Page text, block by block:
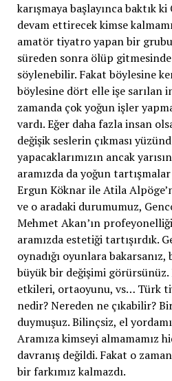
karışmaya başlayınca baktık
devam ettirecek kimse
amatör tiyatro yapan bir
süreden sonra ölüp
söylenebilir. Fakat böylesine
böylesine dört elle işe sarılan
zamanda çok yoğun işler
vardı. Eğer daha fazla insan
değişik seslerin çıkması
yapacaklarımızın ancak
aramızda da yoğun
Ergun Köknar ile Atila
ve o aradaki durumumuz,
Mehmet Akan’ın
aramızda estetiği tartışırdık.
oynadığı oyunlara
büyük bir değişimi görürsünüz.
etkileri, ortaoyunu, vs… Türk
nedir? Nereden ne çıkabilir?
duymuşuz. Bilinçsiz, el
Aramıza kimseyi almamamız
davranış değildi. Fakat o
bir farkımız kalmazdı.